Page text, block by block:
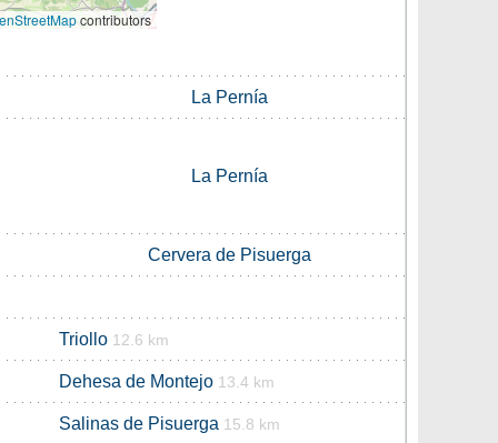
contributors
La Pernía
La Pernía
Cervera de Pisuerga
Triollo 12.6 km
Dehesa de Montejo 13.4 km
Salinas de Pisuerga 15.8 km